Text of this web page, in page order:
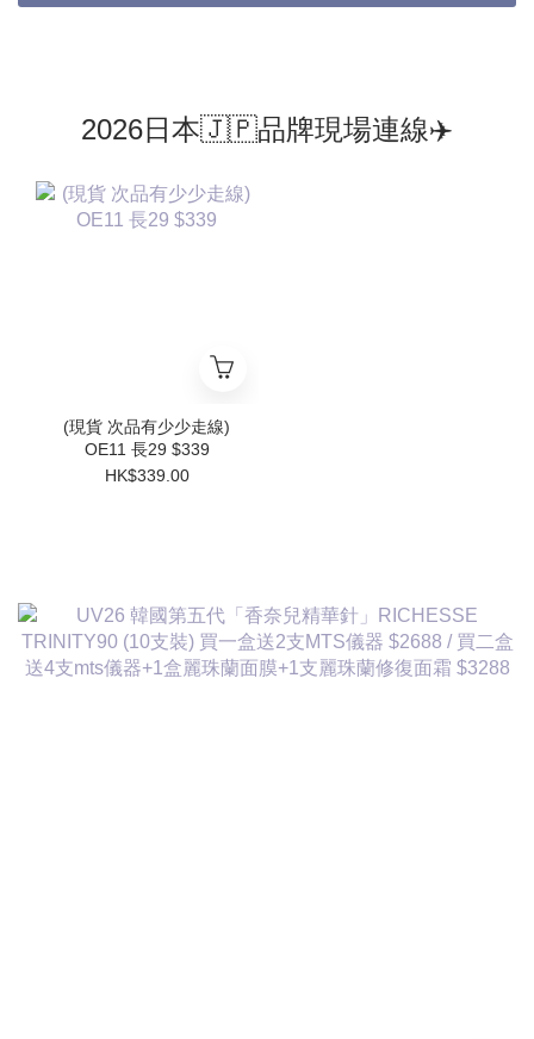
2026日本🇯🇵品牌現場連線✈️
(現貨 次品有少少走線)
OE11 長29 $339
HK$339.00